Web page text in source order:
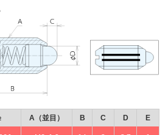
A（並目） B C D E